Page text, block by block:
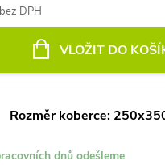
DPH
VLOŽIT DO
Rozměr koberce:
dnů odešleme